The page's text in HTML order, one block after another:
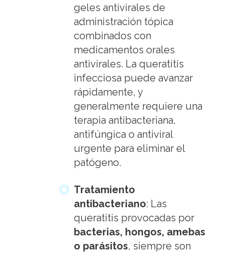
geles antivirales de
administración tópica
combinados con
medicamentos orales
antivirales. La queratitis
infecciosa puede avanzar
rápidamente, y
generalmente requiere una
terapia antibacteriana,
antifúngica o antiviral
urgente para eliminar el
patógeno.
Tratamiento
antibacteriano: Las
queratitis provocadas por
bacterias, hongos, amebas
o parásitos, siempre son